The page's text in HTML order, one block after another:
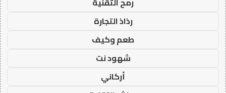
رذاذ التجارة
طعم وكيف
شهود نت
أركاني